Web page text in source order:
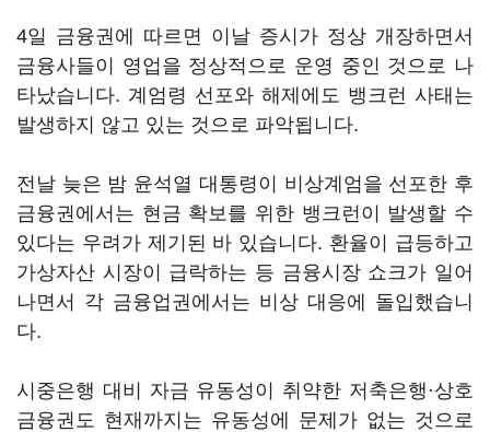
4일 금융권에 따르면 이날 증시가 정상 개장하면서
금융사들이 영업을 정상적으로 운영 중인 것으로 나
타났습니다. 계엄령 선포와 해제에도 뱅크런 사태는
발생하지 않고 있는 것으로 파악됩니다.
전날 늦은 밤 윤석열 대통령이 비상계엄을 선포한 후
금융권에서는 현금 확보를 위한 뱅크런이 발생할 수
있다는 우려가 제기된 바 있습니다. 환율이 급등하고
가상자산 시장이 급락하는 등 금융시장 쇼크가 일어
나면서 각 금융업권에서는 비상 대응에 돌입했습니
다.
시중은행 대비 자금 유동성이 취약한 저축은행·상호
금융권도 현재까지는 유동성에 문제가 없는 것으로